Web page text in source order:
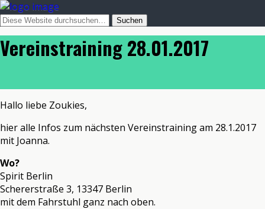
Vereinstraining 28.01.2017
Hallo liebe Zoukies,
hier alle Infos zum nächsten Vereinstraining am 28.1.2017
mit Joanna.
Wo?
Spirit Berlin
Schererstraße 3, 13347 Berlin
mit dem Fahrstuhl ganz nach oben.